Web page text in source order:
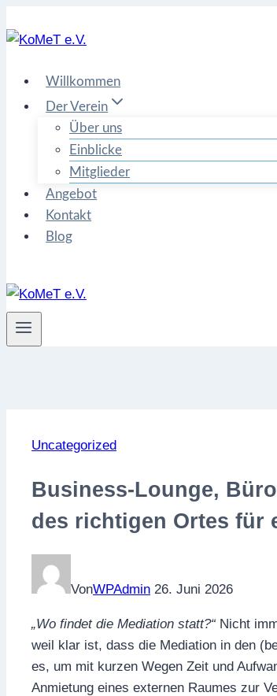
Inhalt
Willkommen
Der Verein
Über uns
Einblicke
Mitglieder
Angebot
Kontakt
Blog
Uncategorized
Business-Lounge,
des richtigen Ortes für
VonWPAdmin 26. Juni 2026
„Wo findet die Mediation statt?“ Nicht
weil klar ist, dass die Mediation in den
es, um mit kurzen Wegen Zeit und
Anmietung eines externen Raumes zur